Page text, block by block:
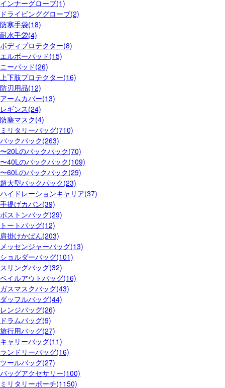
インナーグローブ(1)
ドライビンググローブ(2)
防寒手袋(18)
耐水手袋(4)
ボディプロテクター(8)
エルボーパッド(15)
ニーパッド(26)
上下肢プロテクター(16)
防刃用品(12)
アームカバー(13)
レギンス(24)
防塵マスク(4)
ミリタリーバッグ(710)
バックパック(263)
〜20Lのバックパック(70)
〜40Lのバックパック(109)
〜60Lのバックパック(29)
超大型バックパック(23)
ハイドレーションキャリア(37)
手提げカバン(39)
ボストンバッグ(29)
トートバッグ(12)
肩掛けかばん(203)
メッセンジャーバッグ(13)
ショルダーバッグ(101)
スリングバッグ(32)
ベイルアウトバッグ(16)
ガスマスクバッグ(43)
ダッフルバッグ(44)
レンジバッグ(26)
ドラムバッグ(9)
旅行用バッグ(27)
キャリーバッグ(11)
ランドリーバッグ(16)
ツールバッグ(27)
バッグアクセサリー(100)
ミリタリーポーチ(1150)